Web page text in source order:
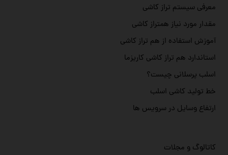
کاتالوگ و مجلات
معرفی سیستم تراز کاشی
مقدار مورد نیاز همتراز کاشی
آموزش استفاده از هم تراز کاشی
استاندارد هم تراز کاشی کاریزما
اسلب پرسلانی چیست؟
خط تولید کاشی اسلب
ارتفاع وسایل در سرویس ها